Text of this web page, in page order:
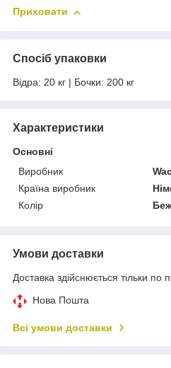
Приховати
Спосіб упаковки
Відра: 20 кг | Бочки: 200 кг
Характеристики
Основні
Виробник
Країна виробник
Колір
Умови доставки
Доставка здійснюється тільки по
Нова Пошта
Всі умови доставки